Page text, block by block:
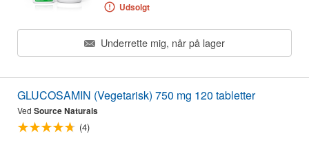
Udsolgt
Underrette mig, når på lager
GLUCOSAMIN (Vegetarisk) 750 mg 120 tabletter
Ved Source Naturals
(4)